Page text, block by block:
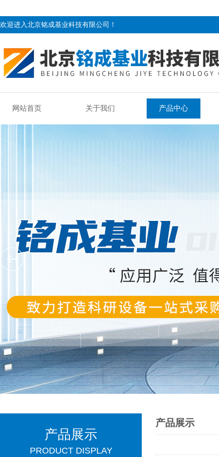
欢迎进入北京铭成基业科技有限公司！
网站首页 关于我们 产品中心
产品展示
PRODUCT DISPLAY
产品展示